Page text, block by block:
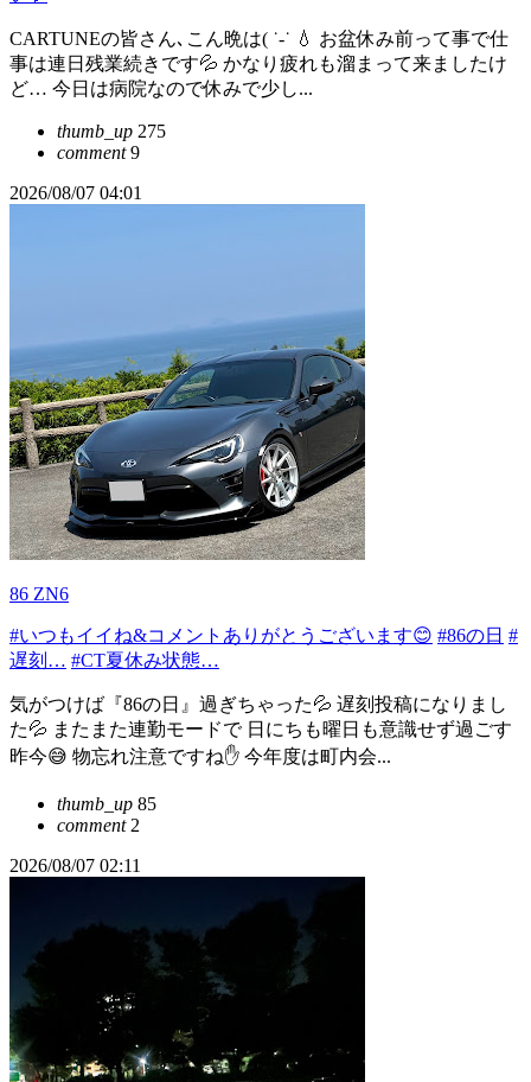
CARTUNEの皆さん､こん晩は( ˙-˙ 💧 お盆休み前って事で仕
事は連日残業続きです💦 かなり疲れも溜まって来ましたけ
ど… 今日は病院なので休みで少し...
thumb_up 275
comment9
2026/08/07 04:01
86 ZN6
#いつもイイね&コメントありがとうございます😊 #86の日 #
遅刻… #CT夏休み状態…
気がつけば『86の日』過ぎちゃった💦 遅刻投稿になりまし
た💦 またまた連勤モードで 日にちも曜日も意識せず過ごす
昨今😅 物忘れ注意ですね✋ 今年度は町内会...
thumb_up 85
comment2
2026/08/07 02:11